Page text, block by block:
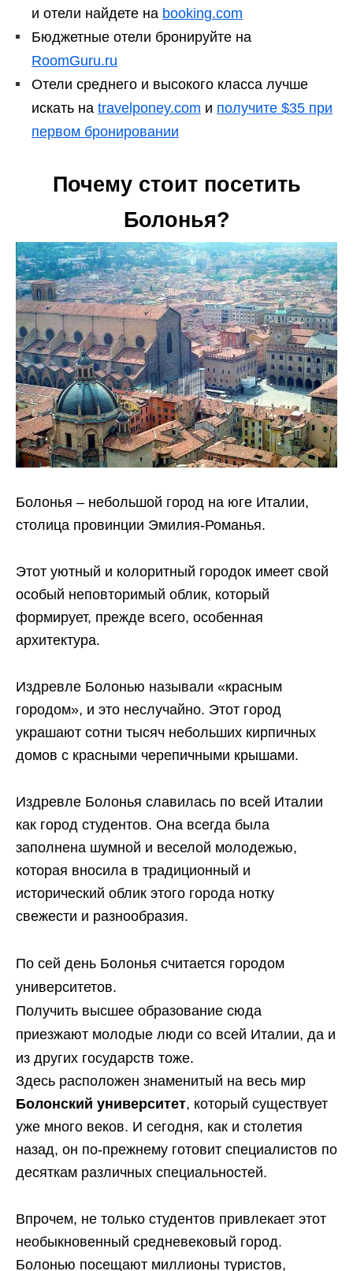
и отели найдете на booking.com
Бюджетные отели бронируйте на
RoomGuru.ru
Отели среднего и высокого класса лучше
искать на travelponey.com и получите $35 при
первом бронировании
Почему стоит посетить
Болонья?
Болонья – небольшой город на юге Италии,
столица провинции Эмилия-Романья.
Этот уютный и колоритный городок имеет свой
особый неповторимый облик, который
формирует, прежде всего, особенная
архитектура.
Издревле Болонью называли «красным
городом», и это неслучайно. Этот город
украшают сотни тысяч небольших кирпичных
домов с красными черепичными крышами.
Издревле Болонья славилась по всей Италии
как город студентов. Она всегда была
заполнена шумной и веселой молодежью,
которая вносила в традиционный и
исторический облик этого города нотку
свежести и разнообразия.
По сей день Болонья считается городом
университетов.
Получить высшее образование сюда
приезжают молодые люди со всей Италии, да и
из других государств тоже.
Здесь расположен знаменитый на весь мир
Болонский университет, который существует
уже много веков. И сегодня, как и столетия
назад, он по-прежнему готовит специалистов по
десяткам различных специальностей.
Впрочем, не только студентов привлекает этот
необыкновенный средневековый город.
Болонью посещают миллионы туристов,